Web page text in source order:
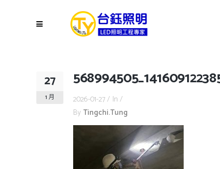
27
1 月 2026-01-27
In
By Tingchi.tung